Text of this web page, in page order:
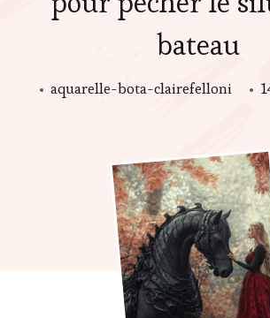
bateau
aquarelle-bota-clairefelloni